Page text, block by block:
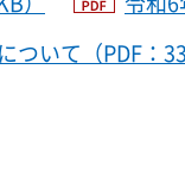
いて（PDF：